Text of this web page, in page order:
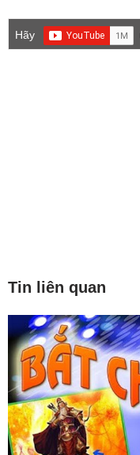
Hãy
Tin liên quan